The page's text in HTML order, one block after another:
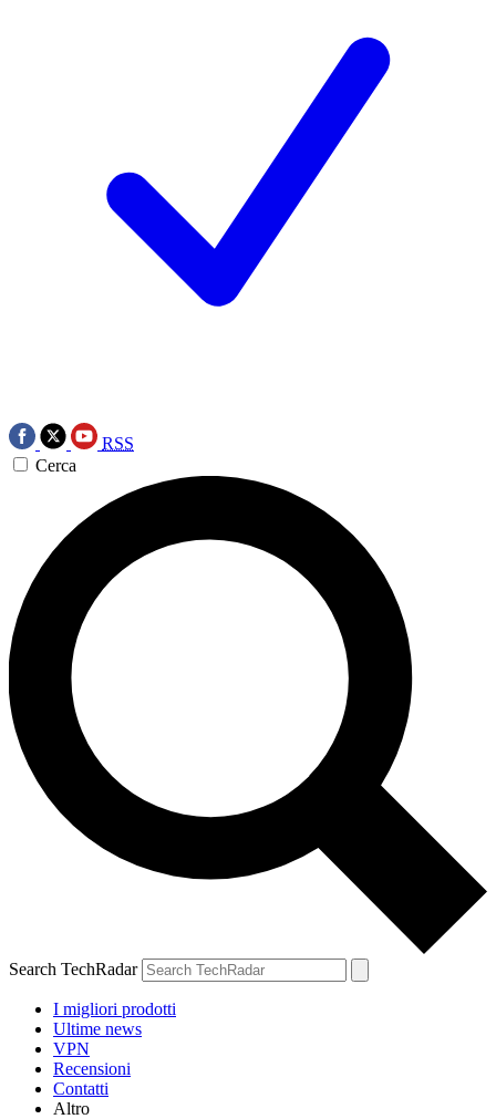
RSS
Cerca
Search TechRadar
I migliori prodotti
Ultime news
VPN
Recensioni
Contatti
Altro